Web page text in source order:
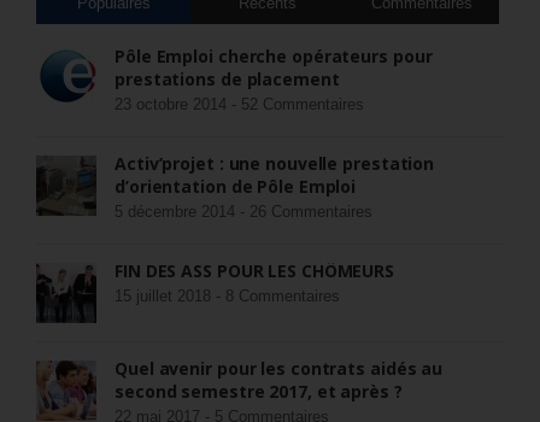
Pôle Emploi cherche opérateurs pour
prestations de placement
23 octobre 2014 - 52 Commentaires
Activ’projet : une nouvelle prestation
d’orientation de Pôle Emploi
5 décembre 2014 - 26 Commentaires
FIN DES ASS POUR LES CHÔMEURS
15 juillet 2018 - 8 Commentaires
Quel avenir pour les contrats aidés au
second semestre 2017, et après ?
22 mai 2017 - 5 Commentaires